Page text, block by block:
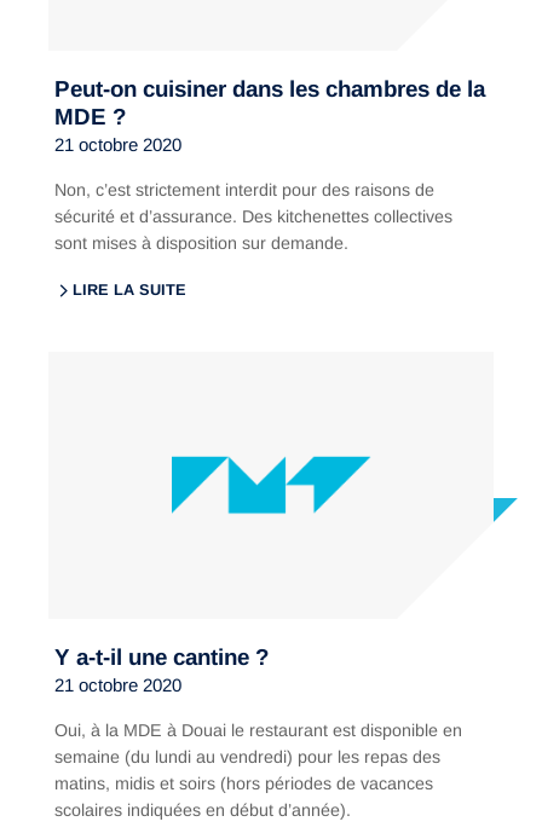
Peut-on cuisiner dans les chambres de la
MDE ?
21 octobre 2020
Non, c’est strictement interdit pour des raisons de
sécurité et d’assurance. Des kitchenettes collectives
sont mises à disposition sur demande.
LIRE LA SUITE
Y a-t-il une cantine ?
21 octobre 2020
Oui, à la MDE à Douai le restaurant est disponible en
semaine (du lundi au vendredi) pour les repas des
matins, midis et soirs (hors périodes de vacances
scolaires indiquées en début d’année).